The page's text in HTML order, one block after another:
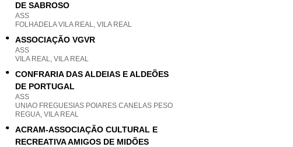
DE SABROSO
ASS
FOLHADELA VILA REAL, VILA REAL
ASSOCIAÇÃO VGVR
ASS
VILA REAL, VILA REAL
CONFRARIA DAS ALDEIAS E ALDEÕES
DE PORTUGAL
ASS
UNIAO FREGUESIAS POIARES CANELAS PESO
REGUA, VILA REAL
ACRAM-ASSOCIAÇÃO CULTURAL E
RECREATIVA AMIGOS DE MIDÕES